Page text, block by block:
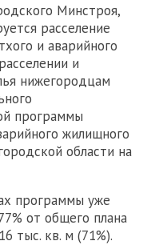
Минстроя,
расселение
и аварийного
и
нижегородцам
программы
жилищного
области на
программы уже
от общего плана
тыс. кв. м (71%).